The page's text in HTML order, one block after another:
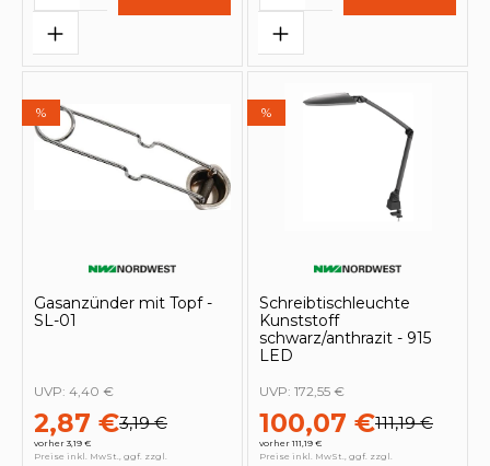
%
Gasanzünder mit Topf -
SL-01
2,87 €3,19 €
vorher 3,19 €
UVP: 4,40 €
Preise inkl. MwSt., ggf. zzgl.
%
Schreibtischleuchte
Kunststoff
schwarz/anthrazit - 915
LED
100,07 €111,19 €
vorher 111,19 €
UVP: 172,55 €
Preise inkl. MwSt., ggf. zzgl.